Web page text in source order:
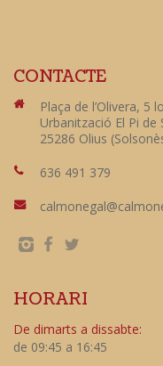
CONTACTE
Plaça de l’Olivera, 5
Urbanització El Pi de
25286 Olius
636 491 379
HORARI
De dimarts a dissabte:
de 09:45 a 16:45